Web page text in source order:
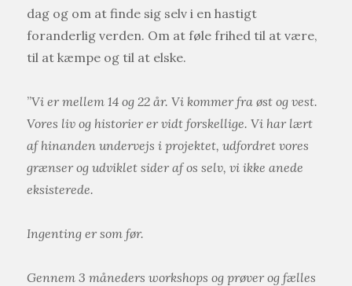
dag og om at finde sig selv i en hastigt
foranderlig verden. Om at føle frihed til at være,
til at kæmpe og til at elske.
”Vi er mellem 14 og 22 år. Vi kommer fra øst og vest.
Vores liv og historier er vidt forskellige. Vi har lært
af hinanden undervejs i projektet, udfordret vores
grænser og udviklet sider af os selv, vi ikke anede
eksisterede.
Ingenting er som før.
Gennem 3 månedersworkshops og prøver og fælles